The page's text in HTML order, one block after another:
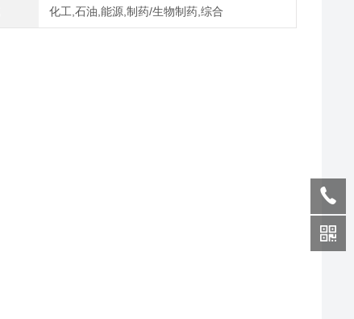
化工,石油,能源,制药/生物制药,综合